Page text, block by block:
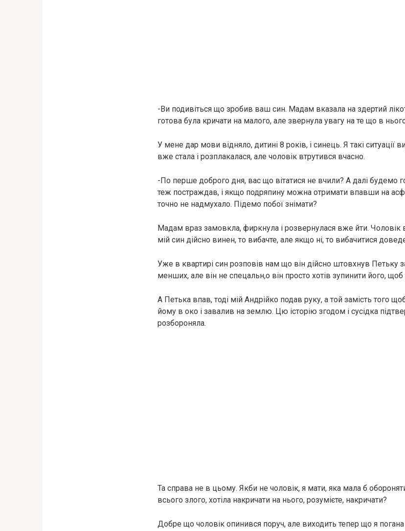
-Ви подивіться що зробив ваш син. Мадам вказала на здертий
готова була кричати на малого, але звернула увагу на те що в
У мене дар мови відняло, дитині 8 років, і синець. Я такі ситуації
вже стала і розплакалася, але чоловік втрутився вчасно.
-По перше доброго дня, вас що вітатися не вчили? А далі будемо
теж постраждав, і якщо подряпину можна отримати впавши на
точно не надмухало. Підемо побої знімати?
Мадам враз замовкла, фиркнула і розвернулася вже йти. Чоловік
мій син дійсно винен, то вибачте, але якщо ні, то вибачитися
Уже в квартирі син розповів нам що він дійсно штовхнув Петьку
менших, але він не спецальн,о він просто хотів зупинити його,
А Петька впав, тоді мій Андрійко подав руку, а той замість того
йому в око і завалив на землю. Цю історію згодом і сусідка
розбороняла.
Та справа не в цьому. Якби не чоловік, я мати, яка мала б
всього злого, хотіла накричати на нього, розумієте, накричати?
Добре що чоловік опинився поруч, але виходить тепер що я